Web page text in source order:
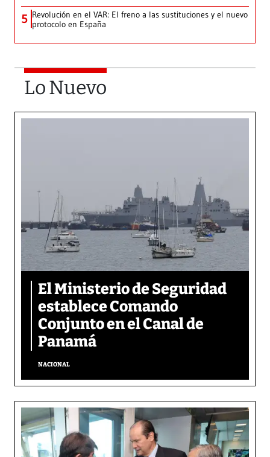
5 Revolución en el VAR: El freno a las sustituciones y el nuevo
protocolo en España
Lo Nuevo
El Ministerio de Seguridad
establece Comando
Conjunto en el Canal de
Panamá
NACIONAL